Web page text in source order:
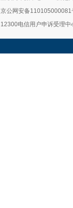
京公网安备110105000081
12300电信用户申诉受理中